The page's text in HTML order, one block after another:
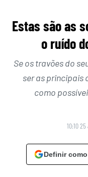
Estas são as
o ruído
Se os travões do
ser as principais
como
10:10
Definir